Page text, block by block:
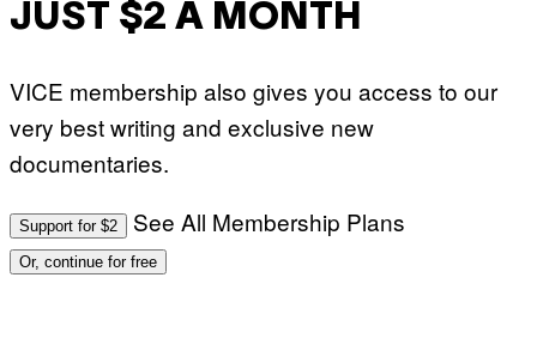
JUST $2 A MONTH
VICE membership also gives you access to our
very best writing and exclusive new
documentaries.
Support for $2 See All Membership Plans
Or, continue for free